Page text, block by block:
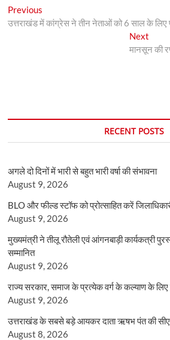
Post
navigation
Previous
post:
उत्तराखंड में कांग्रेस ने तीन नेताओं को 6 साल के लिए
NextNext
post:
मानसून की
RECENT POSTS
अगले दो दिनों में भारी से बहुत भारी वर्षा की संभावना
August 9, 2026
BLO और फील्ड स्टॉफ को प्रोत्साहित करें
August 9, 2026
मुख्यमंत्री ने तीलू रौतेली एवं आंगनबाड़ी कार्यकत्री
सम्मानित
August 9, 2026
राज्य सरकार, समाज के प्रत्येक वर्ग के कल्याण के लिए
August 9, 2026
उत्तराखंड के सबसे बड़े आयकर दाता ऋषभ पंत की
August 8, 2026